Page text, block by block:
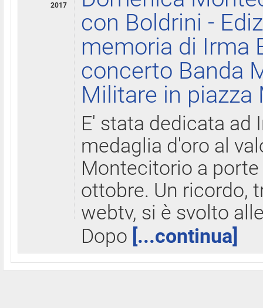
2017
con Boldrini -
memoria di Irma
concerto Banda
Militare in
E' stata dedicata ad
medaglia d'oro al
Montecitorio a
ottobre. Un ricordo,
webtv, si è svolto
Dopo [...continua]